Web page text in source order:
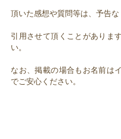
頂いた感想や質問等は、予告
引用させて頂くことがありま
い。
なお、掲載の場合もお名前は
でご安心ください。